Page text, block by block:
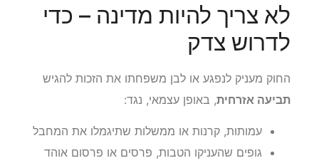
לא צריך להיות מדינה – כדי
לדרוש צדק
החוק מעניק לנפגע או לבן משפחתו את הזכות להגיש
תביעה אזרחית, באופן עצמאי, נגד:
עמותות, קרנות או ממשלות שתיגמלו את המחבל
גופים שהעניקו הטבות, פרסים או פרסום אוהד